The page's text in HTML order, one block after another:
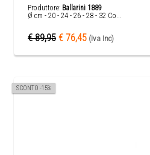
Produttore: Ballarini 1889
Ø cm - 20 - 24 - 26 - 28 - 32 Co...
€ 89,95 € 76,45 (Iva Inc)
SCONTO -15%